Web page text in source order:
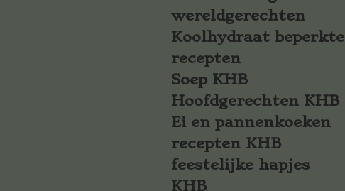
wereldgerechten
Koolhydraat beperkte
recepten
Soep KHB
Hoofdgerechten KHB
Ei en pannenkoeken
recepten KHB
feestelijke hapjes
KHB